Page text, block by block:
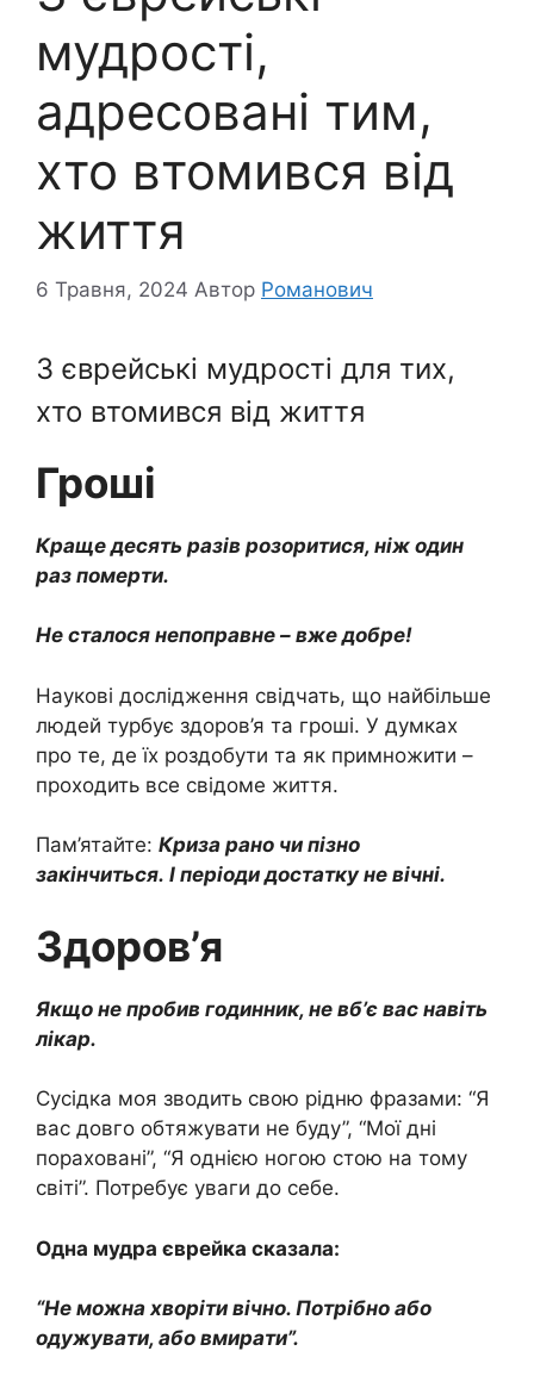
мудрості,
адресовані тим,
хто втомився від
життя
6 Травня, 2024 Автор Романович
3 єврейські мудрості для тих,
хто втомився від життя
Гроші
Краще десять разів розоритися, ніж один
раз померти.
Не сталося непоправне – вже добре!
Наукові дослідження свідчать, що найбільше
людей турбує здоров’я та гроші. У думках
про те, де їх роздобути та як примножити –
проходить все свідоме життя.
Пам’ятайте: Криза рано чи пізно
закінчиться. І періоди достатку не вічні.
Здоров’я
Якщо не пробив годинник, не вб’є вас навіть
лікар.
Сусідка моя зводить свою рідню фразами: “Я
вас довго обтяжувати не буду”, “Мої дні
пораховані”, “Я однією ногою стою на тому
світі”. Потребує уваги до себе.
Одна мудра єврейка сказала:
“Не можна хворіти вічно. Потрібно або
одужувати, або вмиpaти”.